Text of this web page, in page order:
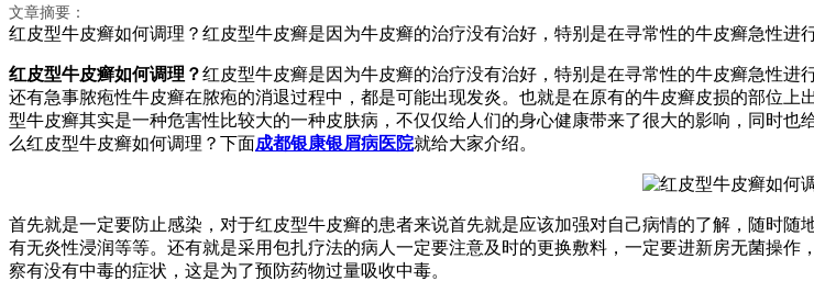
文章摘要：
红皮型牛皮癣如何调理？红皮型牛皮癣是因为牛皮癣的治疗没有治好，特别是在寻常性的牛皮癣急性
红皮型牛皮癣如何调理？红皮型牛皮癣是因为牛皮癣的治疗没有治好，特别是在寻常性的牛皮癣急性进
还有急事脓疱性牛皮癣在脓疱的消退过程中，都是可能出现发炎。也就是在原有的牛皮癣皮损的部位
型牛皮癣其实是一种危害性比较大的一种皮肤病，不仅仅给人们的身心健康带来了很大的影响，同时
么红皮型牛皮癣如何调理？下面成都银康银屑病医院就给大家介绍。
首先就是一定要防止感染，对于红皮型牛皮癣的患者来说首先就是应该加强对自己病情的了解，随时
有无炎性浸润等等。还有就是采用包扎疗法的病人一定要注意及时的更换敷料，一定要进新房无菌操
察有没有中毒的症状，这是为了预防药物过量吸收中毒。